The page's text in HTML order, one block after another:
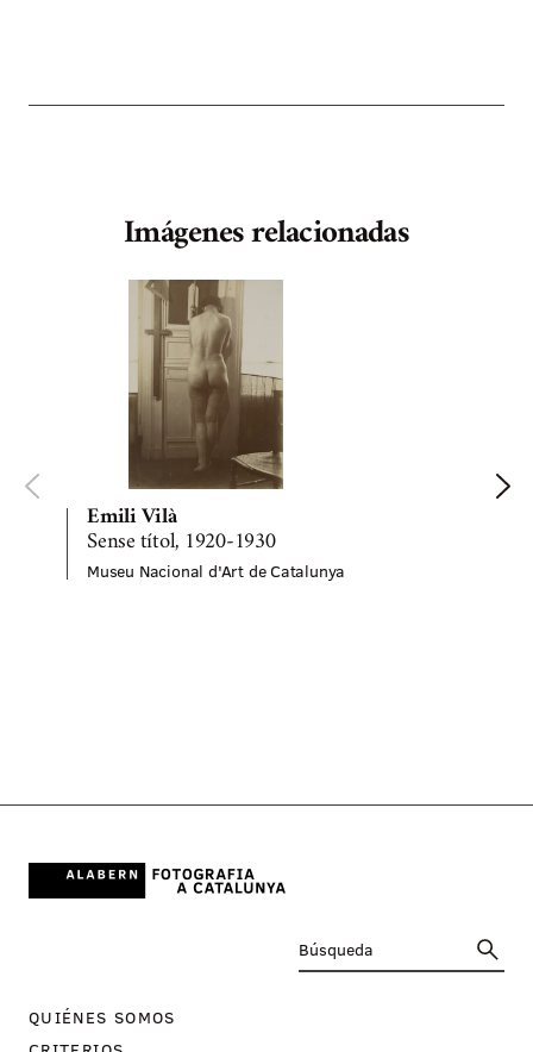
Imágenes relacionadas
Emili Vilà
Sense títol, 1920-1930
Museu Nacional d'Art de Catalunya
QUIÉNES SOMOS